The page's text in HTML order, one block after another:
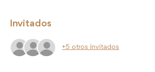
Invitados
+5 otros invitados